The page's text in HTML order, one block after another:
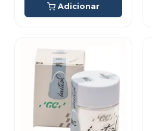
Adicionar